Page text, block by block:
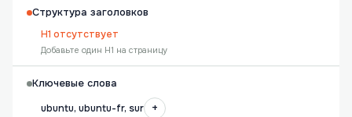
Структура заголовков
H1 отсутствует
Добавьте один H1 на страницу
Ключевые слова
ubuntu, ubuntu-fr, sur
+